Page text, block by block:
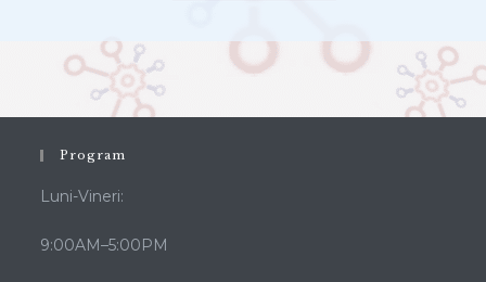
Program
Luni-Vineri:
9:00AM–5:00PM